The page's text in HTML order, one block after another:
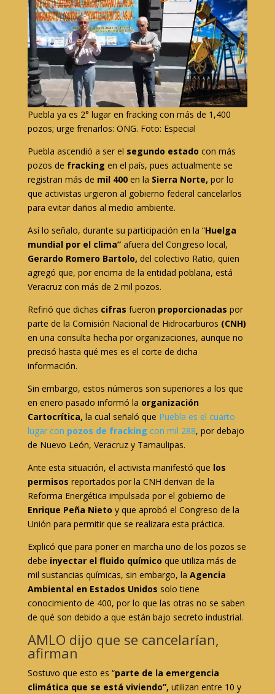
Puebla ya es 2° lugar en fracking con más de 1,400
pozos; urge frenarlos: ONG. Foto: Especial
Puebla ascendió a ser el segundo estado con más
pozos de fracking en el país, pues actualmente se
registran más de mil 400en la Sierra Norte, por lo
que activistas urgieron al gobierno federal cancelarlos
para evitar daños al medio ambiente.
Así lo señalo, durante su participación en la “Huelga
mundial por el clima”afuera del Congreso local,
Gerardo Romero Bartolo, del colectivo Ratio, quien
agregó que, por encima de la entidad poblana, está
Veracruz con más de 2 mil pozos.
Refirió que dichas cifras fueron proporcionadas por
parte de la Comisión Nacional de Hidrocarburos (CNH)
en una consulta hecha por organizaciones, aunque no
precisó hasta qué mes es el corte de dicha
información.
Sin embargo, estos números son superiores a los que
en enero pasado informó la organización
Cartocrítica, la cual señaló que Puebla es el cuarto
lugar con pozos de fracking con mil 288, por debajo
de Nuevo León, Veracruz y Tamaulipas.
Ante esta situación, el activista manifestó que los
permisos reportados por la CNH derivan de la
Reforma Energética impulsada por el gobierno de
Enrique Peña Nieto y que aprobó el Congreso de la
Unión para permitir que se realizara esta práctica.
Explicó que para poner en marcha uno de los pozos se
debe inyectar el fluido químico que utiliza más de
mil sustancias químicas, sin embargo, la Agencia
Ambiental en Estados Unidos solo tiene
conocimiento de 400, por lo que las otras no se saben
de qué son debido a que están bajo secreto industrial.
AMLO dijo que se cancelarían,
afirman
Sostuvo que esto es “parte de la emergencia
climática que se está viviendo”, utilizan entre 10 y